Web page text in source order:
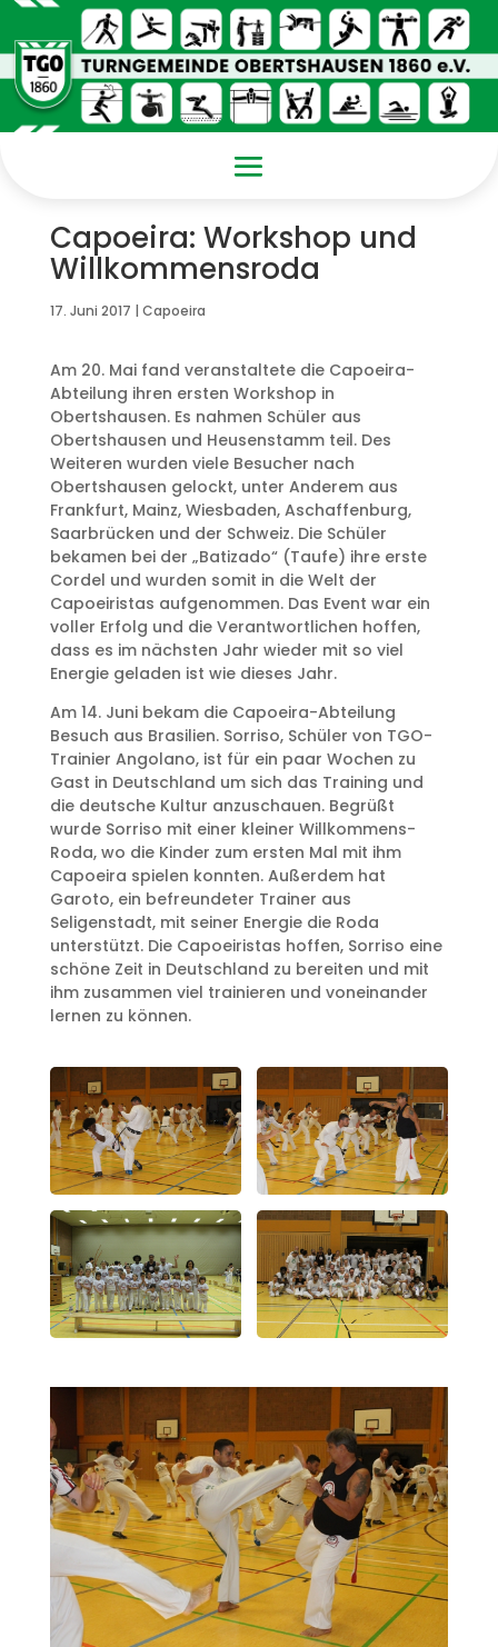
Capoeira: Workshop und
Willkommensroda
17. Juni 2017 | Capoeira
Am 20. Mai fand veranstaltete die Capoeira-
Abteilung ihren ersten Workshop in
Obertshausen. Es nahmen Schüler aus
Obertshausen und Heusenstamm teil. Des
Weiteren wurden viele Besucher nach
Obertshausen gelockt, unter Anderem aus
Frankfurt, Mainz, Wiesbaden, Aschaffenburg,
Saarbrücken und der Schweiz. Die Schüler
bekamen bei der „Batizado“ (Taufe) ihre erste
Cordel und wurden somit in die Welt der
Capoeiristas aufgenommen. Das Event war ein
voller Erfolg und die Verantwortlichen hoffen,
dass es im nächsten Jahr wieder mit so viel
Energie geladen ist wie dieses Jahr.
Am 14. Juni bekam die Capoeira-Abteilung
Besuch aus Brasilien. Sorriso, Schüler von TGO-
Trainier Angolano, ist für ein paar Wochen zu
Gast in Deutschland um sich das Training und
die deutsche Kultur anzuschauen. Begrüßt
wurde Sorriso mit einer kleiner Willkommens-
Roda, wo die Kinder zum ersten Mal mit ihm
Capoeira spielen konnten. Außerdem hat
Garoto, ein befreundeter Trainer aus
Seligenstadt, mit seiner Energie die Roda
unterstützt. Die Capoeiristas hoffen, Sorriso eine
schöne Zeit in Deutschland zu bereiten und mit
ihm zusammen viel trainieren und voneinander
lernen zu können.